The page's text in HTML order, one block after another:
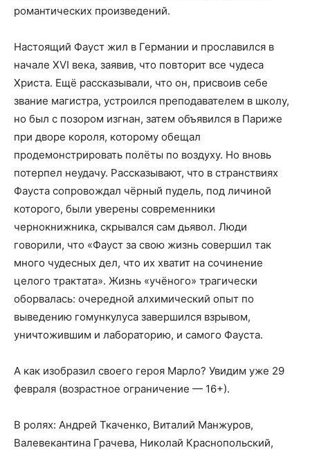
романтических произведений.
Настоящий Фауст жил в Германии и прославился в
начале XVI века, заявив, что повторит все чудеса
Христа. Ещё рассказывали, что он, присвоив себе
звание магистра, устроился преподавателем в школу,
но был с позором изгнан, затем объявился в Париже
при дворе короля, которому обещал
продемонстрировать полёты по воздуху. Но вновь
потерпел неудачу. Рассказывают, что в странствиях
Фауста сопровождал чёрный пудель, под личиной
которого, были уверены современники
чернокнижника, скрывался сам дьявол. Люди
говорили, что «Фауст за свою жизнь совершил так
много чудесных дел, что их хватит на сочинение
целого трактата». Жизнь «учёного» трагически
оборвалась: очередной алхимический опыт по
выведению гомункулуса завершился взрывом,
уничтожившим и лабораторию, и самого Фауста.
А как изобразил своего героя Марло? Увидим уже 29
февраля (возрастное ограничение — 16+).
В ролях: Андрей Ткаченко, Виталий Манжуров,
Валевекантина Грачева, Николай Краснопольский,